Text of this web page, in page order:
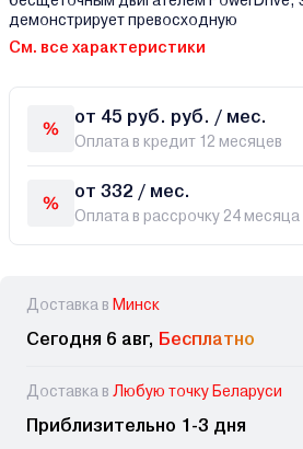
демонстрирует превосходную
См. все характеристики
от 45 руб. руб. / мес.
Оплата в кредит 12 месяцев
от 332 / мес.
Оплата в рассрочку 24 месяца
Доставка в Минск
Сегодня 6 авг, Бесплатно
Доставка в Любую точку Беларуси
Приблизительно 1-3 дня